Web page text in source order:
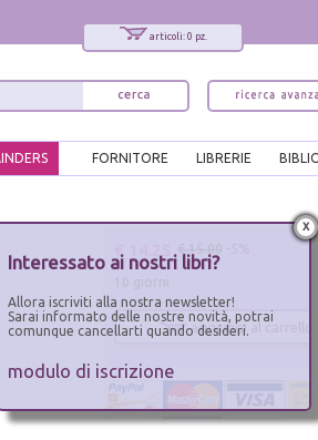
articoli: 0 pz.
LIBRERIE
FORNITORE
€ 14.25
aggiungi al carrello
x
Interessato ai nostri libri?
Allora iscriviti alla nostra newsletter!
Sarai informato delle nostre novità, potrai
comunque cancellarti quando desideri.
modulo di iscrizione